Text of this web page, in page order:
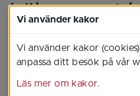
Läkarparet
lugna livet i
József Csegedi
Melinda jobbade
Vi använder kakor
Vi använder kakor
anpassa ditt besök på vår
Läs mer om kakor.